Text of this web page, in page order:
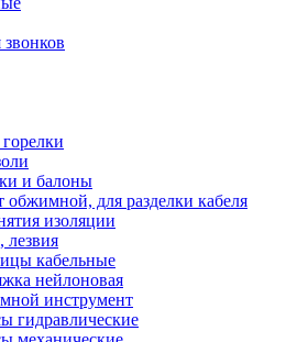
и балоны
обжимной, для разделки кабеля
изоляции
кабельные
нейлоновая
инструмент
гидравлические